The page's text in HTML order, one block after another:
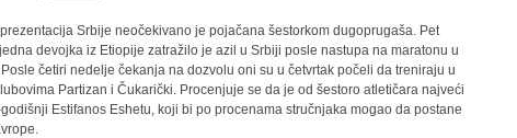
Srbije neočekivano je pojačana šestorkom dugoprugaša. Pet
devojka iz Etiopije zatražilo je azil u Srbiji posle nastupa na maratonu u
četiri nedelje čekanja na dozvolu oni su u četvrtak počeli da treniraju u
Partizan i Čukarički. Procenjuje se da je od šestoro atletičara najveći
Estifanos Eshetu, koji bi po procenama stručnjaka mogao da postane